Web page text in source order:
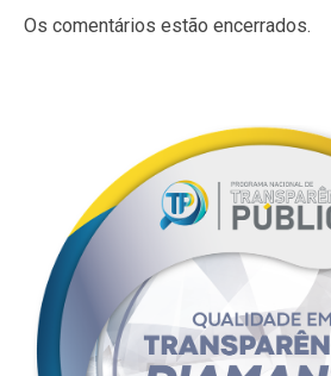
Os comentários estão encerrados.